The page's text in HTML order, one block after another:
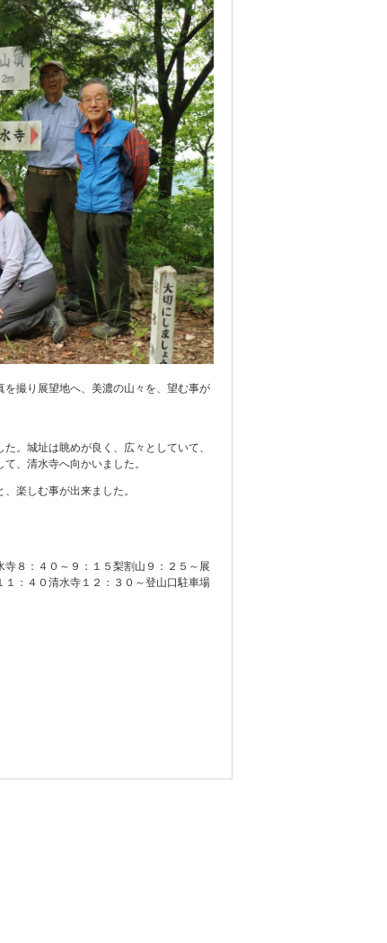
撮り展望地へ、美濃の山々を、望む事が
。城址は眺めが良く、広々としていて、
、清水寺へ向かいました。
楽しむ事が出来ました。
８：４０～９：１５梨割山９：２５～展
：４０清水寺１２：３０～登山口駐車場